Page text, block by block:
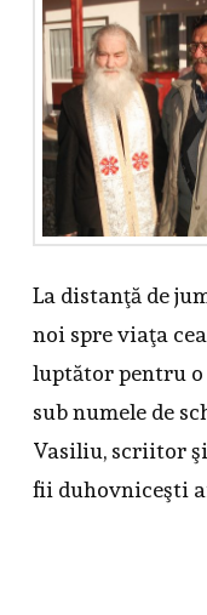
La distanţă de
noi spre viaţa
luptător pentru o
sub numele de
Vasiliu, scriitor
fii duhovniceşti